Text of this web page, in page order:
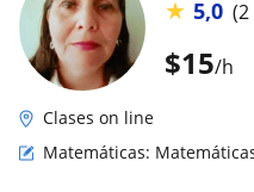
$15/h
★ 5,0
Clases on line
Matemáticas: